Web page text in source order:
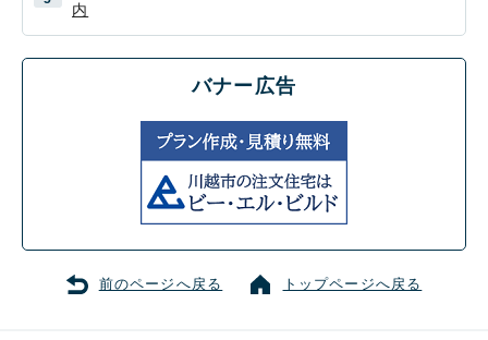
内
バナー広告
前のページへ戻る トップページへ戻る